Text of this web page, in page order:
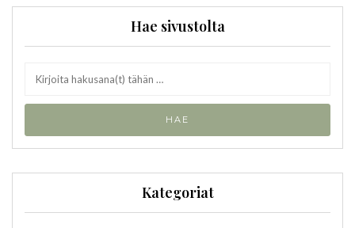
Hae sivustolta
Kategoriat